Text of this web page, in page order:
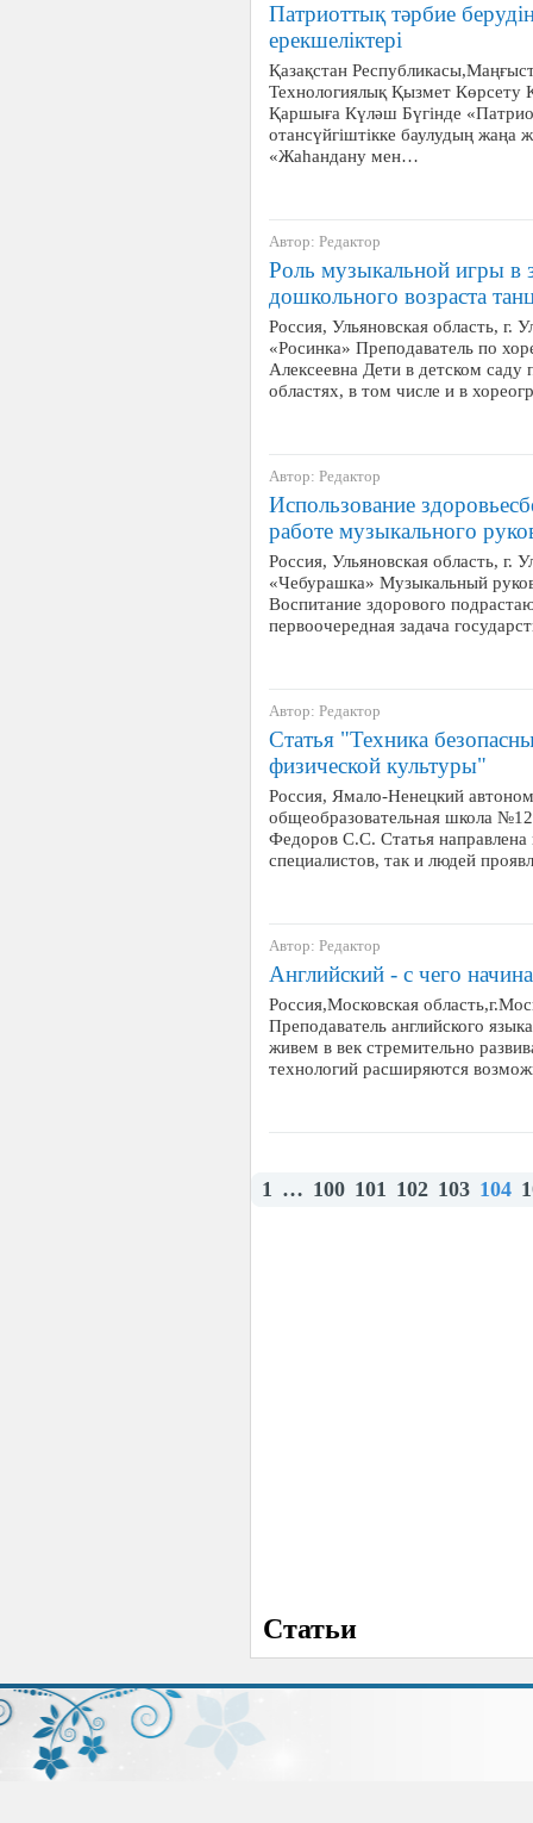
Патриоттық тәрбие
ерекшеліктері
Қазақстан
Технологиялық Қызмет Көрсету
Қаршыға Күләш Бүгінде
отансүйгіштікке баулудың жаңа
«Жаһандану мен…
Автор: Редактор
Роль музыкальной игры в
дошкольного возраста
Россия, Ульяновская область,
«Росинка» Преподаватель по
Алексеевна Дети в детском
областях, в том числе и в
Автор: Редактор
Использование
работе музыкального
Россия, Ульяновская область,
«Чебурашка» Музыкальный
Воспитание здорового
первоочередная задача
Автор: Редактор
Статья "Техника
физической культуры"
Россия, Ямало-Ненецкий
общеобразовательная школа
Федоров С.С. Статья
специалистов, так и людей
Автор: Редактор
Английский - с чего
Россия,Московская
Преподаватель английского
живем в век стремительно
технологий расширяются
1 … 100 101 102 103 104
Статьи